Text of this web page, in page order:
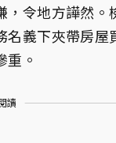
，令地方譁然。
義下夾帶房屋
。
讀